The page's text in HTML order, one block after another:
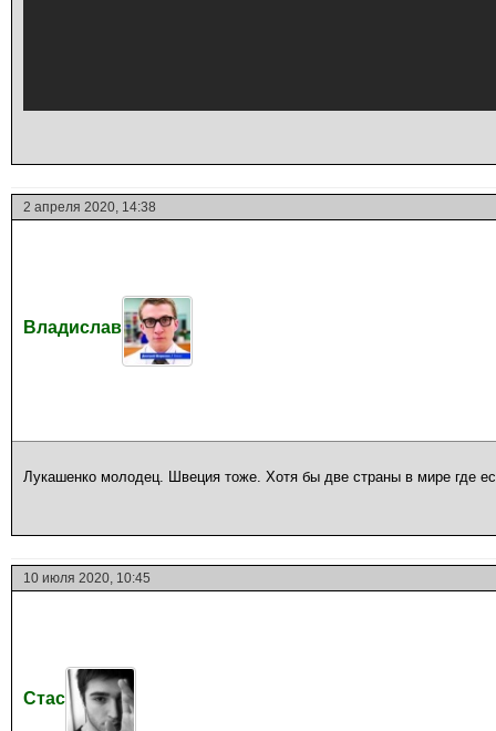
2 апреля 2020, 14:38
Владислав
Лукашенко молодец. Швеция тоже. Хотя бы две страны в мире где
10 июля 2020, 10:45
Стас